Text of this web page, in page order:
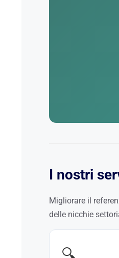
I nostri
Migliorare il
delle nicchie
🔍